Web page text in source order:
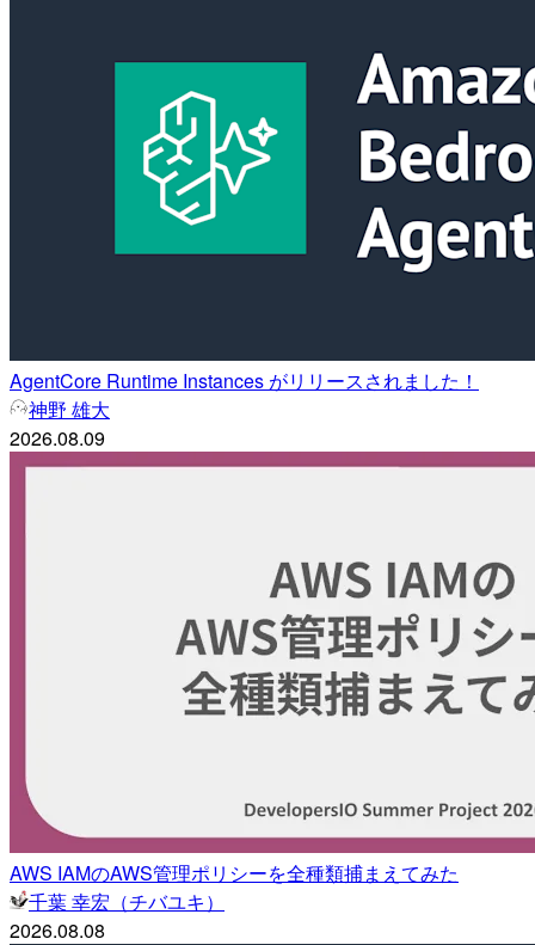
AgentCore Runtime Instances がリリースされました！
神野 雄大
2026.08.09
AWS IAMのAWS管理ポリシーを全種類捕まえてみた
千葉 幸宏（チバユキ）
2026.08.08